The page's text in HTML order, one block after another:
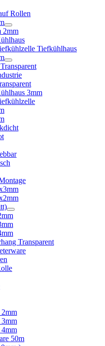
Rollen
2mm
Tiefkühlhaus
3mm
Transparent
50m